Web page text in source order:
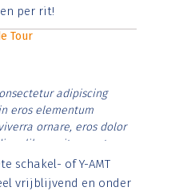
per rit!
Tour
adipiscing
eros elementum
ornare, eros dolor
libero vitae erat.
id rutrum lorem
tristique posuere.
schakel- of Y-AMT
vrijblijvend en onder